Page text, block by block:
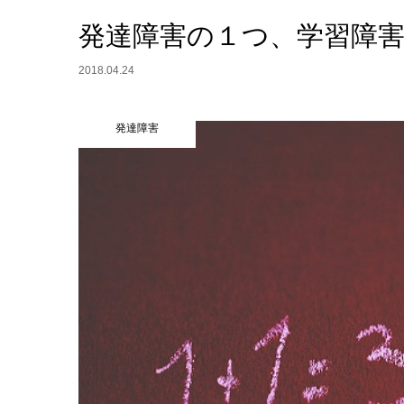
発達障害の１つ、学習障
2018.04.24
発達障害